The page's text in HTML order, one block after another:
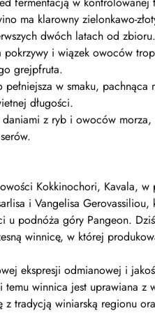
ma klarowny zielonkawo-
dwóch latach od zbioru.
i wiązek owoców
grejpfruta.
w smaku, pachnąca
długości.
z ryb i owoców
Kokkinochori, Kavala, w
i Vangelisa
u podnóża góry Pangeon.
winnicę, w której
ekspresji odmianowej i
winnica jest uprawiana z
z tradycją winiarską regionu